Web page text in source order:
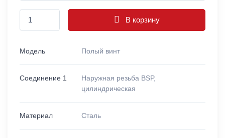
В корзину
Модель Полый винт
Соединение 1
Наружная резьба BSP,
цилиндрическая
Материал Сталь